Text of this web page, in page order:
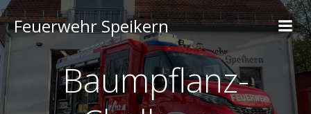
Feuerwehr Speikern
Baumpflanz-